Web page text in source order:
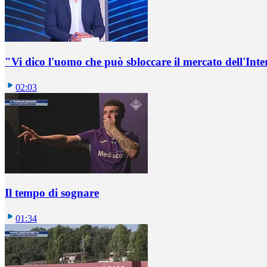
"Vi dico l'uomo che può sbloccare il mercato
02:03
Il tempo di sognare
01:34